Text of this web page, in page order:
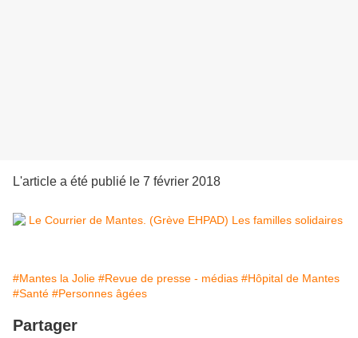
L'article a été publié le 7 février 2018
#Mantes la Jolie #Revue de presse - médias #Hôpital de Mantes
#Santé #Personnes âgées
Partager